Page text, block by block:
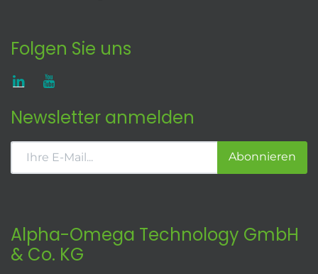
Folgen Sie uns
Newsletter anmelden
Abonnieren
Alpha-Omega Technology GmbH
& Co. KG